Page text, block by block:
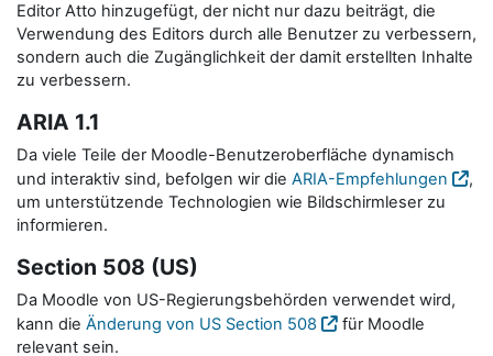
Editor Atto hinzugefügt, der nicht nur dazu beiträgt, die
Verwendung des Editors durch alle Benutzer zu verbessern,
sondern auch die Zugänglichkeit der damit erstellten Inhalte
zu verbessern.
ARIA 1.1
Da viele Teile der Moodle-Benutzeroberfläche dynamisch
und interaktiv sind, befolgen wir die ARIA-Empfehlungen
,
um unterstützende Technologien wie Bildschirmleser zu
informieren.
Section 508 (US)
Da Moodle von US-Regierungsbehörden verwendet wird,
kann die Änderung von US Section 508
für Moodle
relevant sein.